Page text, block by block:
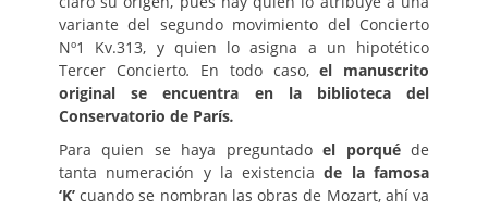
variante del segundo movimiento del Concierto
Nº1 Kv.313, y quien lo asigna a un hipotético
Tercer Concierto. En todo caso,el manuscrito
original se encuentra en la biblioteca del
Conservatorio de París.
Para quien se haya preguntadoel porquéde
tanta numeración y la existencia de la famosa
‘K’ cuando se nombran las obras de Mozart, ahí va